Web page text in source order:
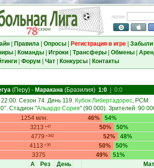
логин
| Правила| Опросы| Регистрация в игре| Забыли
| Команды| Игроки| Трансферы| Обмены|
| Форум Чат| Конкурсы| Контакты
(Перу) - Маракана (Бразилия) 1:0
0:0
Сезон 74. День 119. Кубок Либертадорес, РСМ.
. Стадион "Альардо Сория" (90 000). Зрителей: 90
1254 млн. 46%
54%
3213 +47 50%
50%
4779 +342 52%
48%
4113 +30 50%
50%
3375 49%
51%
А Рез День